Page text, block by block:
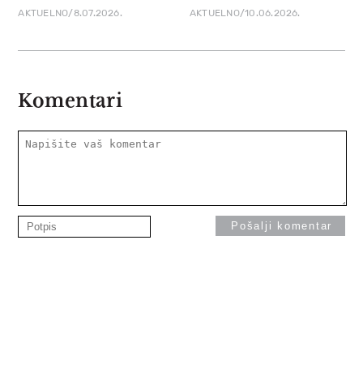
AKTUELNO/8.07.2026. AKTUELNO/10.06.2026.
Komentari